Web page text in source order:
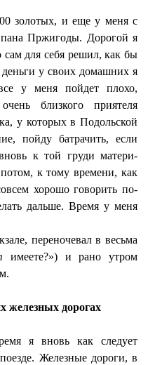
золотых, и еще у меня с
Пржигоды. Дорогой я
сам для себя решил, как бы
у своих домашних я
у меня пойдет плохо,
близкого приятеля
у которых в Подольской
пойду батрачить, если
к той груди матери-
к тому времени, как
хорошо говорить по-
дальше. Время у меня
переночевал в весьма
имеете?») и рано утром
железных дорогах
я вновь как следует
Железные дороги, в